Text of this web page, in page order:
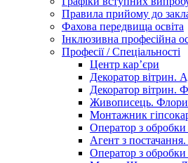
Правила прийому до
Фахова передвища освіта
Інклюзивна професійна
Професії / Спеціальності
Центр кар’єри
Декоратор вітрин.
Декоратор вітрин.
Живописець.
Монтажник
Оператор з обробки
Агент з
Оператор з обробки